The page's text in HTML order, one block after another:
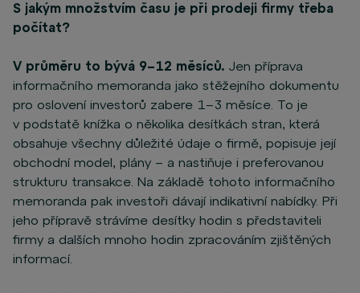
S jakým množstvím času je při prodeji firmy třeba
počítat?
V průměru to bývá 9–12 měsíců. Jen příprava
informačního memoranda jako stěžejního dokumentu
pro oslovení investorů zabere 1–3 měsíce. To je
v podstatě knížka o několika desítkách stran, která
obsahuje všechny důležité údaje o firmě, popisuje její
obchodní model, plány – a nastiňuje i preferovanou
strukturu transakce. Na základě tohoto informačního
memoranda pak investoři dávají indikativní nabídky. Při
jeho přípravě strávíme desítky hodin s představiteli
firmy a dalších mnoho hodin zpracováním zjištěných
informací.